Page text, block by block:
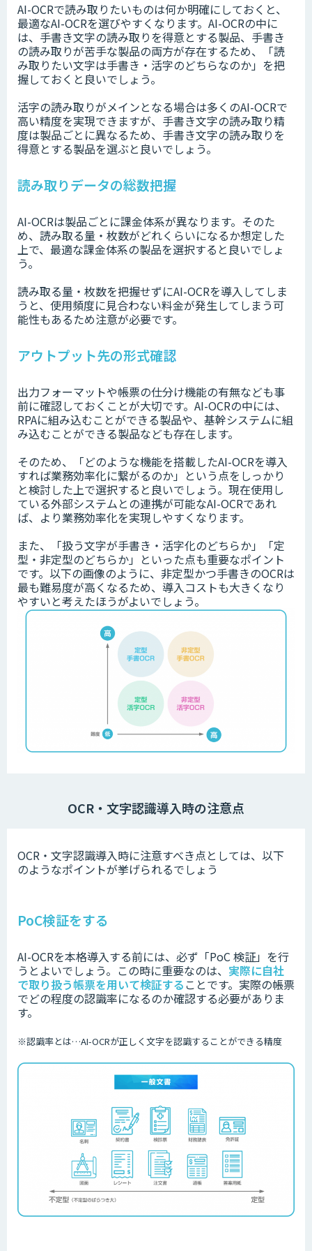
AI-OCRで読み取りたいものは何か明確にしておくと、
最適なAI-OCRを選びやすくなります。AI-OCRの中に
は、手書き文字の読み取りを得意とする製品、手書き
の読み取りが苦手な製品の両方が存在するため、「読
み取りたい文字は手書き・活字のどちらなのか」を把
握しておくと良いでしょう。
活字の読み取りがメインとなる場合は多くのAI-OCRで
高い精度を実現できますが、手書き文字の読み取り精
度は製品ごとに異なるため、手書き文字の読み取りを
得意とする製品を選ぶと良いでしょう。
読み取りデータの総数把握
AI-OCRは製品ごとに課金体系が異なります。そのた
め、読み取る量・枚数がどれくらいになるか想定した
上で、最適な課金体系の製品を選択すると良いでしょ
う。
読み取る量・枚数を把握せずにAI-OCRを導入してしま
うと、使用頻度に見合わない料金が発生してしまう可
能性もあるため注意が必要です。
アウトプット先の形式確認
出力フォーマットや帳票の仕分け機能の有無なども事
前に確認しておくことが大切です。AI-OCRの中には、
RPAに組み込むことができる製品や、基幹システムに組
み込むことができる製品なども存在します。
そのため、「どのような機能を搭載したAI-OCRを導入
すれば業務効率化に繋がるのか」という点をしっかり
と検討した上で選択すると良いでしょう。現在使用し
ている外部システムとの連携が可能なAI-OCRであれ
ば、より業務効率化を実現しやすくなります。
また、「扱う文字が手書き・活字化のどちらか」「定
型・非定型のどちらか」といった点も重要なポイント
です。以下の画像のように、非定型かつ手書きのOCRは
最も難易度が高くなるため、導入コストも大きくなり
やすいと考えたほうがよいでしょう。
OCR・文字認識導入時の注意点
OCR・文字認識導入時に注意すべき点としては、以下
のようなポイントが挙げられるでしょう
PoC検証をする
AI-OCRを本格導入する前には、必ず「PoC 検証」を行
うとよいでしょう。この時に重要なのは、 実際に自社
で取り扱う帳票を用いて検証する ことです。実際の帳票
でどの程度の認識率になるのか確認する必要がありま
す。
※認識率とは…AI-OCRが正しく文字を認識することができる精度